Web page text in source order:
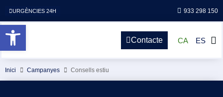
Obre la barra d'eines
URGÈNCIES 24H 933 298 150
Contacte CA ES
Inici Campanyes Consells estiu